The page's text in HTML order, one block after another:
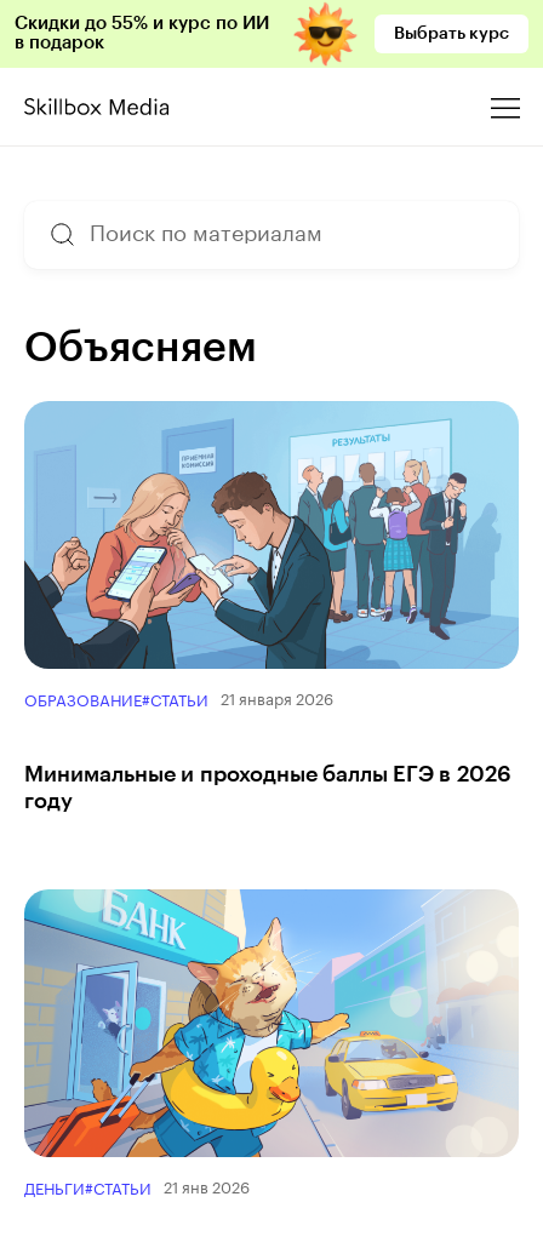
Скидки до 55% и курс по ИИ
в подарок
Выбрать курс
Объясняем
ОБРАЗОВАНИЕ#СТАТЬИ 21 января 2026
Минимальные и проходные баллы ЕГЭ в 2026
году
ДЕНЬГИ#СТАТЬИ 21 янв 2026